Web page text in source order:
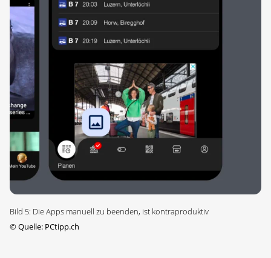
Bild 5: Die Apps manuell zu beenden, ist kontraproduktiv
©Quelle: PCtipp.ch